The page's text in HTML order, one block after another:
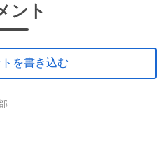
ント
を書き込む